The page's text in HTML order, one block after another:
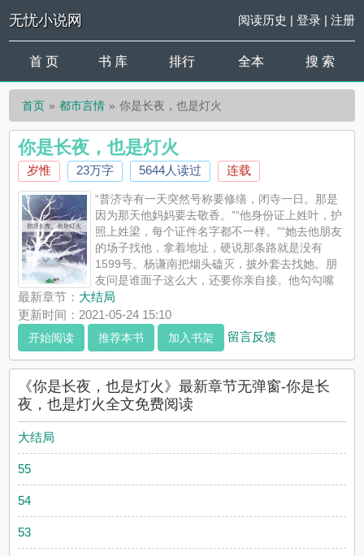
无忧小说网 阅读历史 | 登录| 注册
首 页 书 库 排行 全本 搜 索
首页 都市言情 你是长夜，也是灯火
你是长夜，也是灯火
岁惟 23万字 5644人读过 连载
“普济寺有一天突然号称要修缮，闭寺一日。那是
因为那天他妈妈要去敬香。”“他身份证上姓叶，护
照上姓梁，每个证件名字都不一样。”“她去他朋友
的场子找他，拿着地址，硬说那条路就是没有
1599号。杨谦南把烟头磕灭，披外套去找她。朋
友问是谁面子这么大，还要你亲自接。他勾勾嘴
角，说：一瞎子。”后来有一天她生日，他问她要什么礼物。她说
你陪我去普济寺拜佛吧。她喜欢他身陷茫茫人海，人头攒动，烟
熏火燎，菩萨低眉颂，红尘万户侯。他下意识地回眸，频频找
她。她忽然鼻子一酸。
最新章节： 大结局
更新时间：2021-05-24 15:10
开始阅读 推荐本书 加入书架 留言反馈
《你是长夜，也是灯火》最新章节无弹窗-你是长
夜，也是灯火全文免费阅读
大结局
55
54
53